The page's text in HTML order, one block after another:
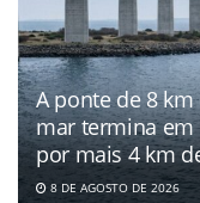
A ponte de 8
mar termina
por mais 4 km
8 DE AGOSTO DE 2026